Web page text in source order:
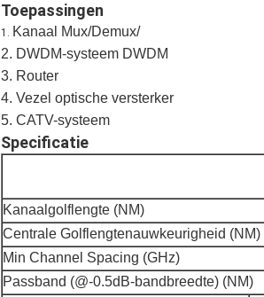
Toepassingen
1. Kanaal Mux/Demux/
2. DWDM-systeem DWDM
3. Router
4. Vezel optische versterker
5. CATV-systeem
Specificatie
Kanaalgolflengte (NM)
Centrale Golflengtenauwkeurigheid (NM)
Min Channel Spacing (GHz)
Passband (@-0.5dB-bandbreedte) (NM)